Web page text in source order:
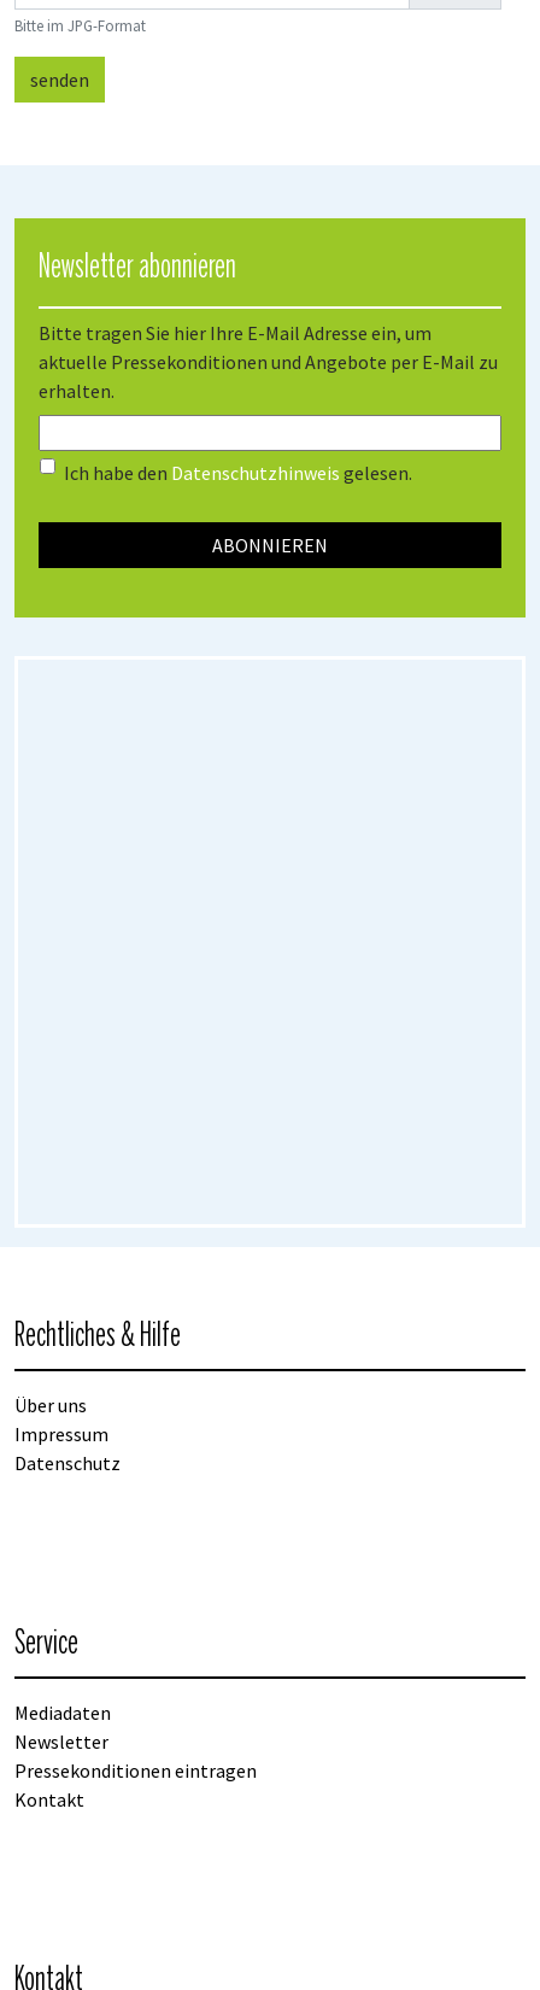
Bitte im JPG-Format
senden
Newsletter abonnieren
Bitte tragen Sie hier Ihre E-Mail Adresse ein, um
aktuelle Pressekonditionen und Angebote per E-Mail zu
erhalten.
Ich habe den Datenschutzhinweis gelesen.
Rechtliches & Hilfe
Über uns
Impressum
Datenschutz
Service
Mediadaten
Newsletter
Pressekonditionen eintragen
Kontakt
Kontakt